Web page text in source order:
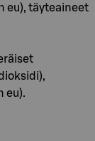
eu), täyteaineet
eu).